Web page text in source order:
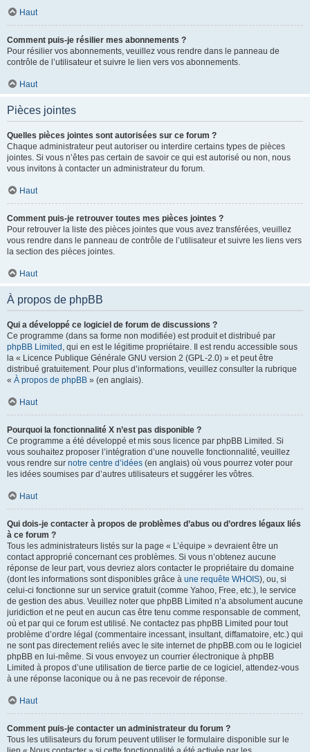
Haut
Comment puis-je résilier mes abonnements ?
Pour résilier vos abonnements, veuillez vous rendre dans le panneau de
contrôle de l’utilisateur et suivre le lien vers vos abonnements.
Haut
Pièces jointes
Quelles pièces jointes sont autorisées sur ce forum ?
Chaque administrateur peut autoriser ou interdire certains types de pièces
jointes. Si vous n’êtes pas certain de savoir ce qui est autorisé ou non, nous
vous invitons à contacter un administrateur du forum.
Haut
Comment puis-je retrouver toutes mes pièces jointes ?
Pour retrouver la liste des pièces jointes que vous avez transférées, veuillez
vous rendre dans le panneau de contrôle de l’utilisateur et suivre les liens vers
la section des pièces jointes.
Haut
À propos de phpBB
Qui a développé ce logiciel de forum de discussions ?
Ce programme (dans sa forme non modifiée) est produit et distribué par
phpBB Limited , qui en est le légitime propriétaire. Il est rendu accessible sous
la « Licence Publique Générale GNU version 2 (GPL-2.0) » et peut être
distribué gratuitement. Pour plus d’informations, veuillez consulter la rubrique
« À propos de phpBB » (en anglais).
Haut
Pourquoi la fonctionnalité X n’est pas disponible ?
Ce programme a été développé et mis sous licence par phpBB Limited. Si
vous souhaitez proposer l’intégration d’une nouvelle fonctionnalité, veuillez
vous rendre sur notre centre d’idées (en anglais) où vous pourrez voter pour
les idées soumises par d’autres utilisateurs et suggérer les vôtres.
Haut
Qui dois-je contacter à propos de problèmes d’abus ou d’ordres légaux liés
à ce forum ?
Tous les administrateurs listés sur la page « L’équipe » devraient être un
contact approprié concernant ces problèmes. Si vous n’obtenez aucune
réponse de leur part, vous devriez alors contacter le propriétaire du domaine
(dont les informations sont disponibles grâce à une requête WHOIS), ou, si
celui-ci fonctionne sur un service gratuit (comme Yahoo, Free, etc.), le service
de gestion des abus. Veuillez noter que phpBB Limited n’a absolument aucune
juridiction et ne peut en aucun cas être tenu comme responsable de comment,
où et par qui ce forum est utilisé. Ne contactez pas phpBB Limited pour tout
problème d’ordre légal (commentaire incessant, insultant, diffamatoire, etc.) qui
ne sont pas directement reliés avec le site internet de phpBB.com ou le logiciel
phpBB en lui-même. Si vous envoyez un courrier électronique à phpBB
Limited à propos d’une utilisation de tierce partie de ce logiciel, attendez-vous
à une réponse laconique ou à ne pas recevoir de réponse.
Haut
Comment puis-je contacter un administrateur du forum ?
Tous les utilisateurs du forum peuvent utiliser le formulaire disponible sur le